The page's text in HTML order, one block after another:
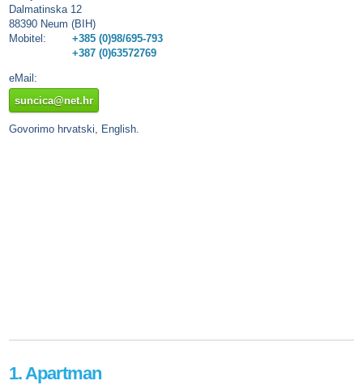
Dalmatinska 12
88390 Neum (BIH)
Mobitel:
+385 (0)98/695-793
+387 (0)63572769
eMail:
suncica@net.hr
Govorimo hrvatski, English.
1. Apartman